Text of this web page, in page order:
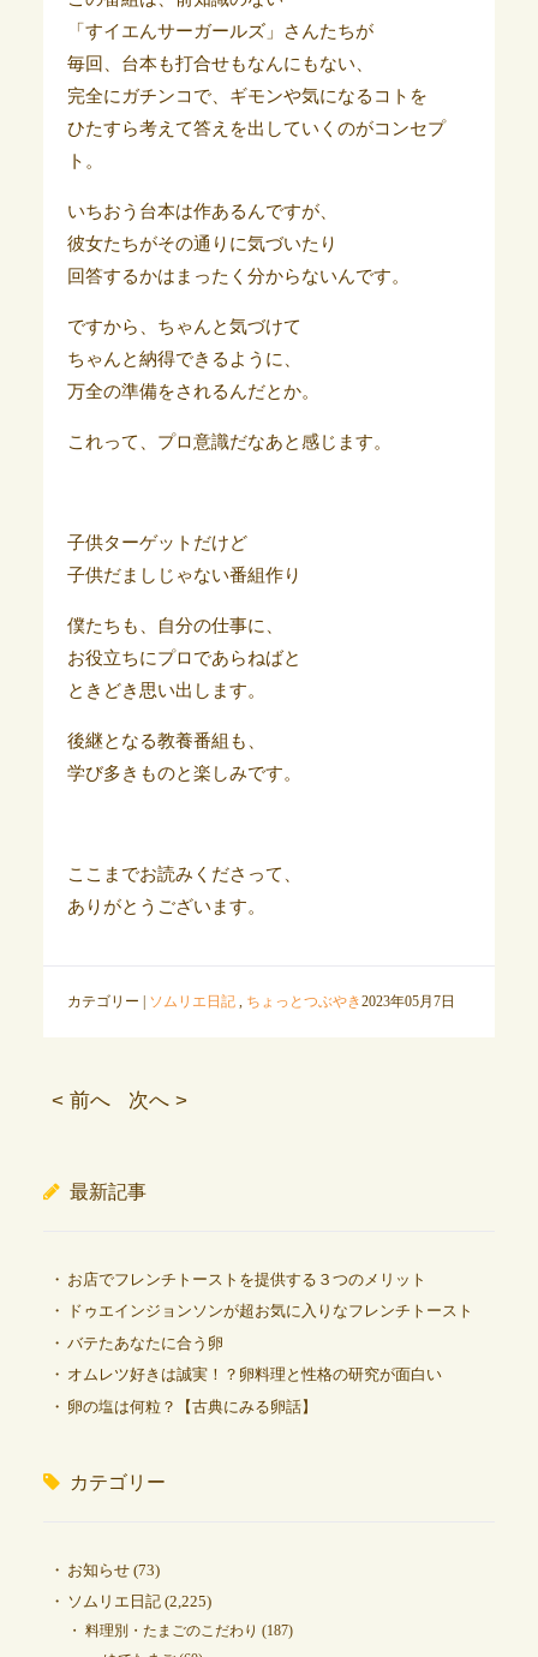
「すイエんサーガールズ」さんたちが
毎回、台本も打合せもなんにもない、
完全にガチンコで、ギモンや気になるコトを
ひたすら考えて答えを出していくのがコンセプ
ト。
いちおう台本は作あるんですが、
彼女たちがその通りに気づいたり
回答するかはまったく分からないんです。
ですから、ちゃんと気づけて
ちゃんと納得できるように、
万全の準備をされるんだとか。
これって、プロ意識だなあと感じます。
子供ターゲットだけど
子供だましじゃない番組作り
僕たちも、自分の仕事に、
お役立ちにプロであらねばと
ときどき思い出します。
後継となる教養番組も、
学び多きものと楽しみです。
ここまでお読みくださって、
ありがとうございます。
カテゴリー | ソムリエ日記, ちょっとつぶやき2023年05月7日
< 前へ 次へ >
最新記事
お店でフレンチトーストを提供する３つのメリット
ドゥエインジョンソンが超お気に入りなフレンチトースト
バテたあなたに合う卵
オムレツ好きは誠実！？卵料理と性格の研究が面白い
卵の塩は何粒？【古典にみる卵話】
カテゴリー
お知らせ(73)
ソムリエ日記(2,225)
料理別・たまごのこだわり (187)